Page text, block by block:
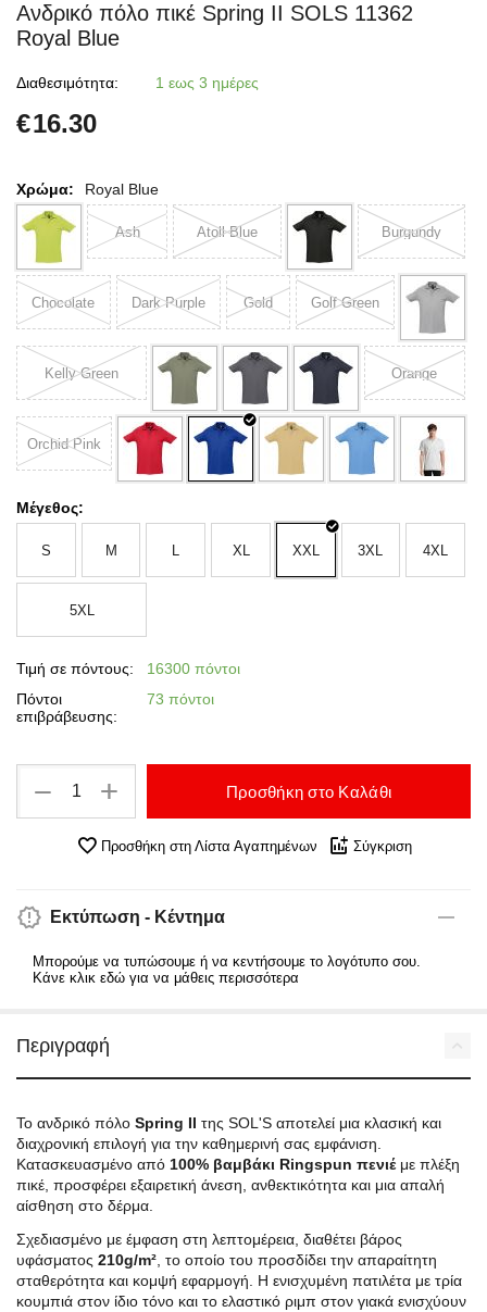
Ανδρικό πόλο πικέ Spring II SOLS 11362
Royal Blue
Διαθεσιμότητα: 1 εως 3 ημέρες
€16.30
Χρώμα: Royal Blue
Ash Atoll Blue Burgundy
Chocolate Dark Purple Gold Golf Green
Kelly Green Orange
Orchid Pink
Μέγεθος:
S M L XL XXL 3XL 4XL
5XL
Τιμή σε πόντους:
16300 πόντοι
Πόντοι
επιβράβευσης:
73 πόντοι
+
− Προσθήκη στο Καλάθι
Προσθήκη στη Λίστα Αγαπημένων Σύγκριση
Εκτύπωση - Κέντημα
Μπορούμε να τυπώσουμε ή να κεντήσουμε το λογότυπο σου.
Κάνε κλικ εδώ για να μάθεις περισσότερα
Περιγραφή
Το ανδρικό πόλο Spring II της SOL'S αποτελεί μια κλασική και
διαχρονική επιλογή για την καθημερινή σας εμφάνιση.
Κατασκευασμένο από 100% βαμβάκι Ringspun πενιέμε πλέξη
πικέ, προσφέρει εξαιρετική άνεση, ανθεκτικότητα και μια απαλή
αίσθηση στο δέρμα.
Σχεδιασμένο με έμφαση στη λεπτομέρεια, διαθέτει βάρος
υφάσματος 210g/m² , το οποίο του προσδίδει την απαραίτητη
σταθερότητα και κομψή εφαρμογή. Η ενισχυμένη πατιλέτα με τρία
κουμπιά στον ίδιο τόνο και το ελαστικό ριμπ στον γιακά ενισχύουν